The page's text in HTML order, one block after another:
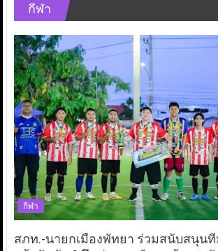
กีฬา
กีฬา
สภท.-นายกเมืองพัทยา ร่วมสนับสนุนที